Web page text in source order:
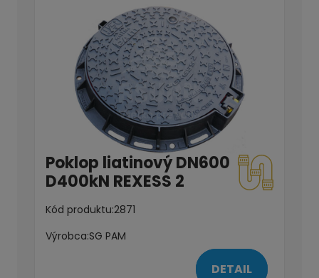
Poklop liatinový DN600
D400kN REXESS 2
Kód produktu:2871
Výrobca:SG PAM
DETAIL